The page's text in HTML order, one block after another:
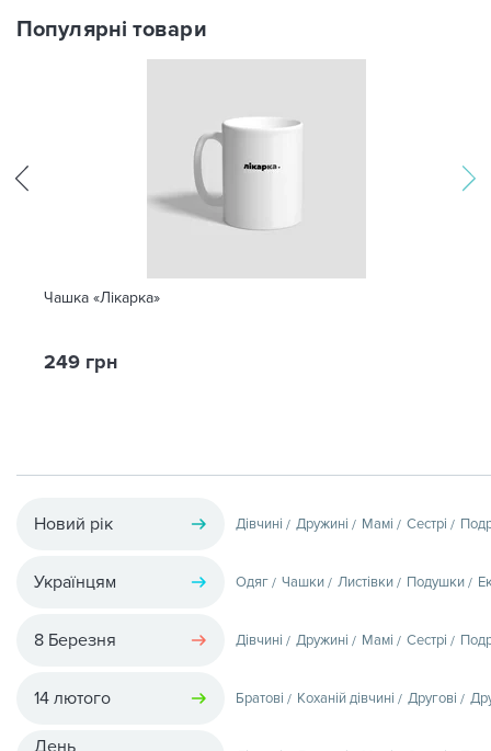
Популярні товари
Чашка «Лікарка»
249 грн
Новий рік Дівчині Дружині Мамі Сестрі
Українцям Одяг Чашки Листівки Подушки
8 Березня Дівчині Дружині Мамі Сестрі
14 лютого Братові Коханій дівчині Другові
День